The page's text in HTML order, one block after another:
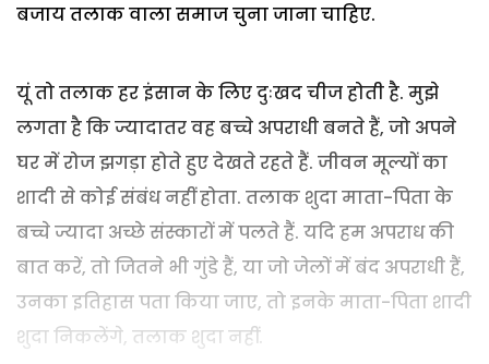
बजाय तलाक वाला समाज चुना जाना चाहिए.
यूं तो तलाक हर इंसान के लिए दुःखद चीज होती है. मुझे
लगता है कि ज्यादातर वह बच्चे अपराधी बनते हैं, जो अपने
घर में रोज झगड़ा होते हुए देखते रहते हैं. जीवन मूल्यों का
शादी से कोई संबंध नहीं होता. तलाक शुदा माता-पिता के
बच्चे ज्यादा अच्छे संस्कारों में पलते हैं. यदि हम अपराध की
बात करें, तो जितने भी गुंडे हैं, या जो जेलों में बंद अपराधी हैं,
उनका इतिहास पता किया जाए, तो इनके माता-पिता शादी
शुदा निकलेंगे, तलाक शुदा नहीं.